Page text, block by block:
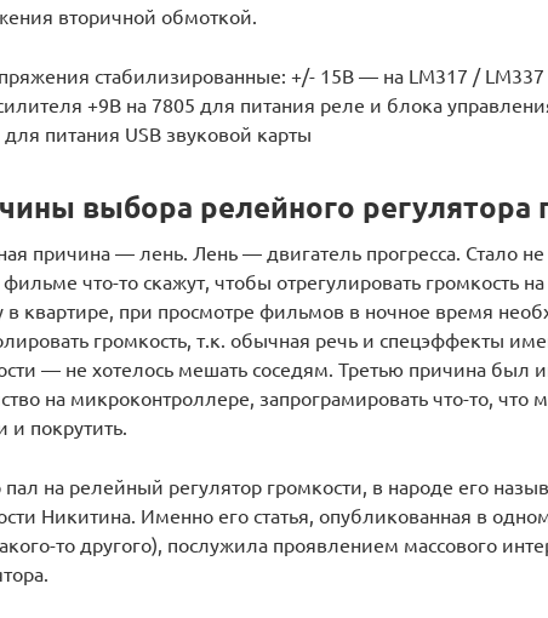
вторичной обмоткой.
стабилизированные: +/- 15В — на LM317 /
+9В на 7805 для питания реле и блока
для питания USB звуковой карты
выбора релейного регулятора
причина — лень. Лень — двигатель прогресса. Стало не
что-то скажут, чтобы отрегулировать громкость
в квартире, при просмотре фильмов в ночное время
громкость, т.к. обычная речь и спецэффекты
— не хотелось мешать соседям. Третью причина был
на микроконтроллере, запрограмировать что-то, что
и покрутить.
на релейный регулятор громкости, в народе его
Никитина. Именно его статья, опубликованная в
то другого), послужила проявлением массового